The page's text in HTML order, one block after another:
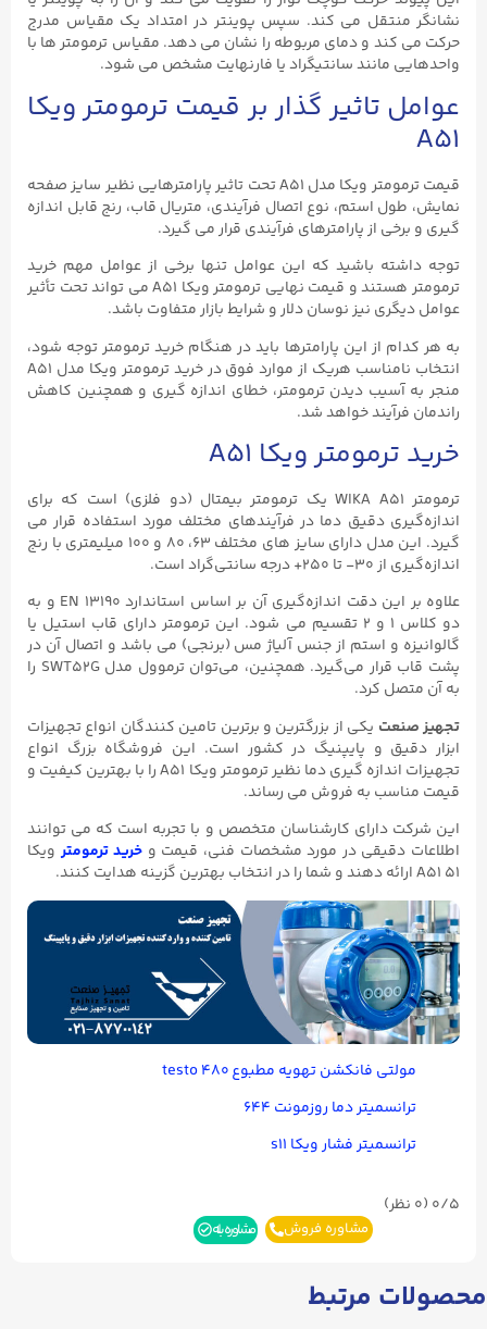
نشانگر منتقل می کند. سپس پوینتر در امتداد یک مقیاس مدرج
حرکت می کند و دمای مربوطه را نشان می دهد. مقیاس ترمومتر ها با
واحدهایی مانند سانتیگراد یا فارنهایت مشخص می شود.
عوامل تاثیر گذار بر قیمت ترمومتر ویکا
A51
قیمت ترمومتر ویکا مدل A51 تحت تاثیر پارامترهایی نظیر سایز صفحه
نمایش، طول استم، نوع اتصال فرآیندی، متریال قاب، رنج قابل اندازه
گیری و برخی از پارامترهای فرآیندی قرار می گیرد.
توجه داشته باشید که این عوامل تنها برخی از عوامل مهم خرید
ترمومتر هستند و قیمت نهایی ترمومتر ویکا A51 می تواند تحت تأثیر
عوامل دیگری نیز نوسان دلار و شرایط بازار متفاوت باشد.
به هر کدام از این پارامترها باید در هنگام خرید ترمومتر توجه شود،
انتخاب نامناسب هریک از موارد فوق در خرید ترمومتر ویکا مدل A51
منجر به آسیب دیدن ترمومتر، خطای اندازه گیری و همچنین کاهش
راندمان فرآیند خواهد شد.
خرید ترمومتر ویکا A51
ترمومتر WIKA A51 یک ترمومتر بیمتال (دو فلزی) است که برای
اندازه‌گیری دقیق دما در فرآیندهای مختلف مورد استفاده قرار می
گیرد. این مدل دارای سایز های مختلف ۶۳، ۸۰ و ۱۰۰ میلیمتری با رنج
اندازه‌گیری از ۳۰- تا ۲۵۰+ درجه سانتی‌گراد است.
علاوه بر این دقت اندازه‌گیری آن بر اساس استاندارد EN ۱۳۱۹۰ و به
دو کلاس ۱ و ۲ تقسیم می‌ شود. این ترمومتر دارای قاب استیل یا
گالوانیزه و استم از جنس آلیاژ مس (برنجی) می‌ باشد و اتصال آن در
پشت قاب قرار می‌گیرد. همچنین، می‌توان ترموول مدل SWT52G را
به آن متصل کرد.
تجهیز صنعت یکی از بزرگترین و برترین تامین کنندگان انواع تجهیزات
ابزار دقیق و پایپنیگ در کشور است. این فروشگاه بزرگ انواع
تجهیزات اندازه گیری دما نظیر ترمومتر ویکا A51 را با بهترین کیفیت و
قیمت مناسب به فروش می رساند.
این شرکت دارای کارشناسان متخصص و با تجربه است که می‌ توانند
اطلاعات دقیقی در مورد مشخصات فنی، قیمت و خرید ترمومتر ویکا
A51 ۵۱ ارائه دهند و شما را در انتخاب بهترین گزینه هدایت کنند.
مولتی فانکشن تهویه مطبوع testo ۴۸۰
ترانسمیتر دما روزمونت ۶۴۴
ترانسمیتر فشار ویکا s۱۱
0/5 (۰ نظر)
مشاوره فروش مشاوره بله
محصولات مرتبط